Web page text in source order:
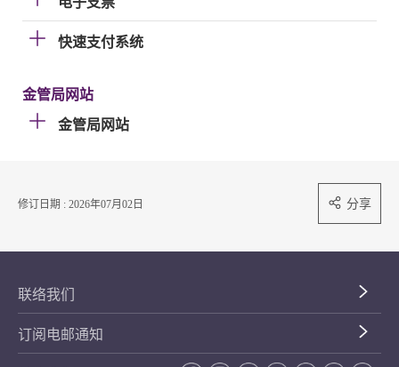
快速支付系统
金管局网站
金管局网站
修订日期 : 2026年07月02日 分享
联络我们
订阅电邮通知